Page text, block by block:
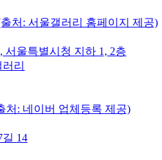
서울특별시청 지하 1, 2층
14